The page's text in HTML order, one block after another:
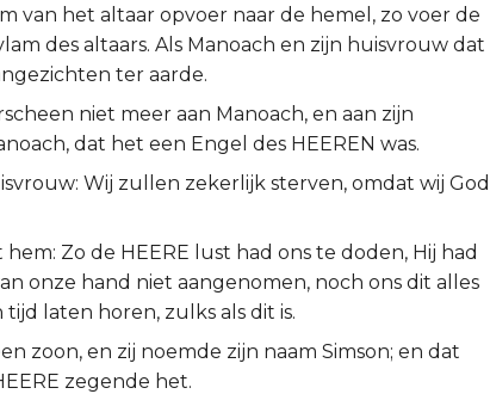
van het altaar opvoer naar de hemel, zo voer de
des altaars. Als Manoach en zijn huisvrouw dat
ter aarde.
niet meer aan Manoach, en aan zijn
dat het een Engel des HEEREN was.
Wij zullen zekerlijk sterven, omdat wij God
Zo de HEERE lust had ons te doden, Hij had
onze hand niet aangenomen, noch ons dit alles
laten horen, zulks als dit is.
zoon, en zij noemde zijn naam Simson; en dat
zegende het.